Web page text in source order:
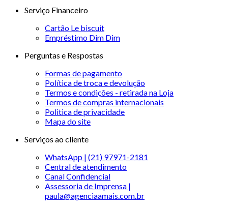
Serviço Financeiro
Cartão Le biscuit
Empréstimo Dim Dim
Perguntas e Respostas
Formas de pagamento
Política de troca e devolução
Termos e condições - retirada na Loja
Termos de compras internacionais
Politica de privacidade
Mapa do site
Serviços ao cliente
WhatsApp | (21) 97971-2181
Central de atendimento
Canal Confidencial
Assessoria de Imprensa |
paula@agenciaamais.com.br